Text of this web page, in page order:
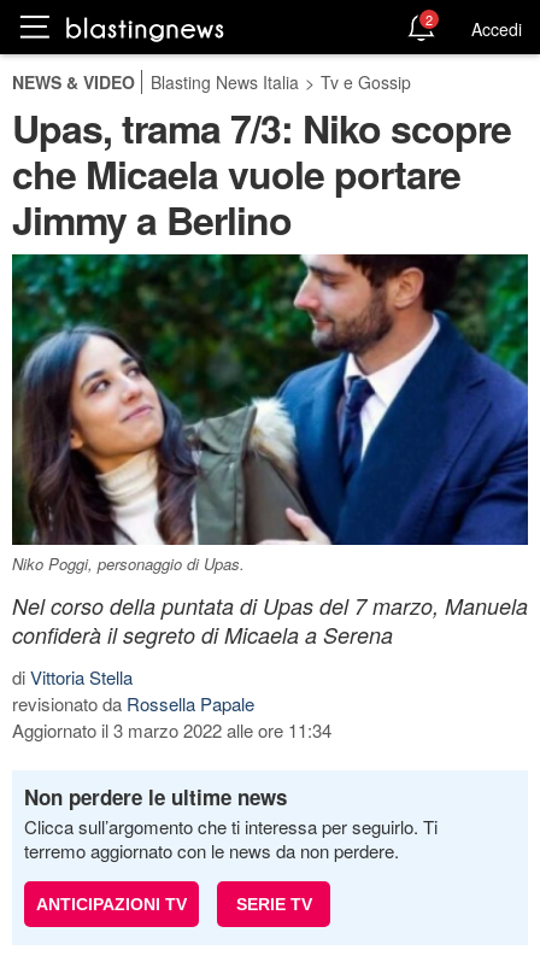
2 Accedi
NEWS & VIDEO Blasting News Italia > Tv e Gossip
Upas, trama 7/3: Niko scopre
che Micaela vuole portare
Jimmy a Berlino
Niko Poggi, personaggio di Upas.
Nel corso della puntata di Upas del 7 marzo, Manuela
confiderà il segreto di Micaela a Serena
diVittoria Stella
revisionato da Rossella Papale
Aggiornato il 3 marzo 2022 alle ore 11:34
Non perdere le ultime news
Clicca sull’argomento che ti interessa per seguirlo. Ti
terremo aggiornato con le news da non perdere.
ANTICIPAZIONI TV SERIE TV